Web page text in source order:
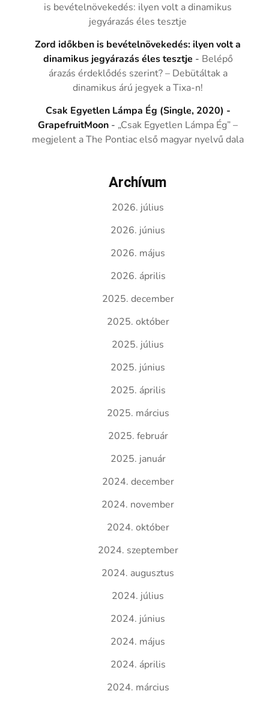
is bevételnövekedés: ilyen volt a dinamikus
jegyárazás éles tesztje
Zord időkben is bevételnövekedés: ilyen volt a
dinamikus jegyárazás éles tesztje - Belépő
árazás érdeklődés szerint? – Debütáltak a
dinamikus árú jegyek a Tixa-n!
Csak Egyetlen Lámpa Ég (Single, 2020) -
GrapefruitMoon - „Csak Egyetlen Lámpa Ég” –
megjelent a The Pontiac első magyar nyelvű dala
Archívum
2026. július
2026. június
2026. május
2026. április
2025. december
2025. október
2025. július
2025. június
2025. április
2025. március
2025. február
2025. január
2024. december
2024. november
2024. október
2024. szeptember
2024. augusztus
2024. július
2024. június
2024. május
2024. április
2024. március